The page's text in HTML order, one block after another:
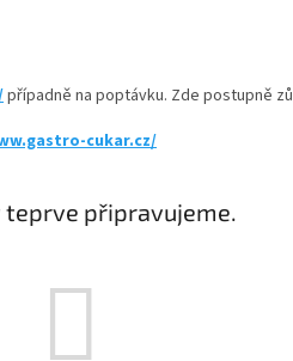
případně na poptávku. Zde postupně
cukar.cz/
teprve připravujeme.